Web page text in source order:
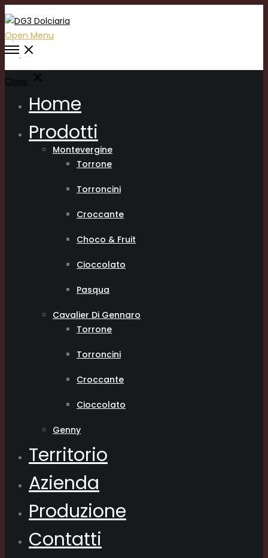
Open Menu
Close
Home
Prodotti
Montevergine
Torrone
Torroncini
Croccante
Choco & Fruit
Cioccolato
Pasqua
Cavalier Di Gennaro
Torrone
Torroncini
Croccante
Cioccolato
Genny
Territorio
Azienda
Produzione
Contatti